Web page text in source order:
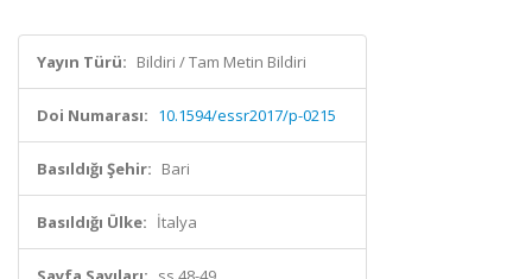
Yayın Türü: Bildiri / Tam Metin Bildiri
Doi Numarası: 10.1594/essr2017/p-0215
Basıldığı Şehir: Bari
Basıldığı Ülke: İtalya